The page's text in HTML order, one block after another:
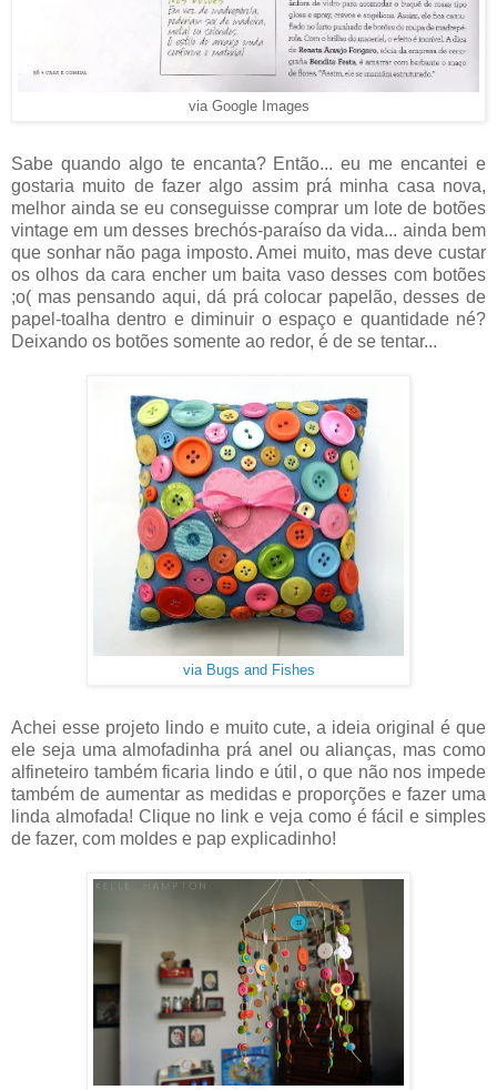
via Google Images
Sabe quando algo te encanta? Então... eu me encantei e
gostaria muito de fazer algo assim prá minha casa nova,
melhor ainda se eu conseguisse comprar um lote de botões
vintage em um desses brechós-paraíso da vida... ainda bem
que sonhar não paga imposto. Amei muito, mas deve custar
os olhos da cara encher um baita vaso desses com botões
;o( mas pensando aqui, dá prá colocar papelão, desses de
papel-toalha dentro e diminuir o espaço e quantidade né?
Deixando os botões somente ao redor, é de se tentar...
via Bugs and Fishes
Achei esse projeto lindo e muito cute, a ideia original é que
ele seja uma almofadinha prá anel ou alianças, mas como
alfineteiro também ficaria lindo e útil, o que não nos impede
também de aumentar as medidas e proporções e fazer uma
linda almofada! Clique no link e veja como é fácil e simples
de fazer, com moldes e pap explicadinho!